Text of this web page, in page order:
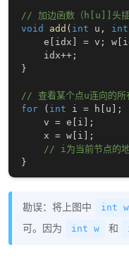
// 加边函数（h[u]]头插
void
add ( int u , int
    e
[ idx ] = v ; w [
    idx
++ ;
}
// 查看某个点u连向的所
for
( int i = h [ u ] ;
    v
= e [ i ] ;
    x
= w [ i ] ;
// i为当前节点的地
}
勘误：将上图中 int w
可。因为
int w 和